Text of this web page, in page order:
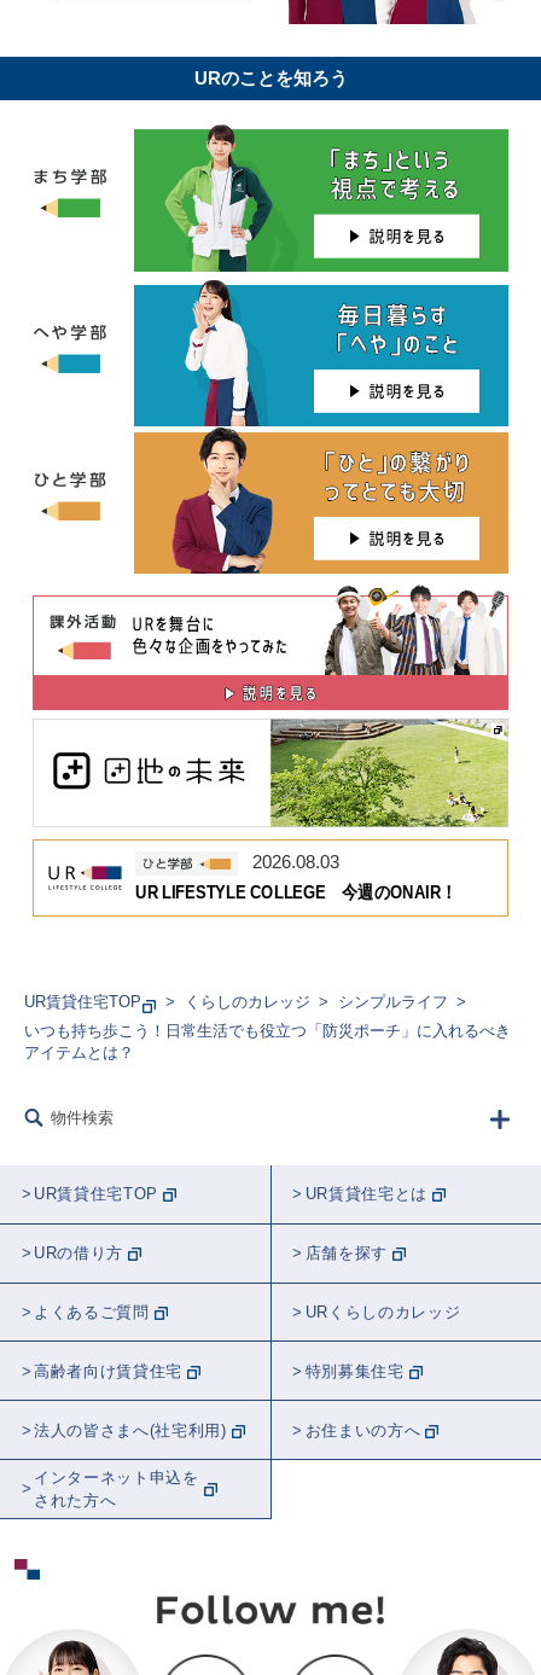
URのことを知ろう
2026.08.03
UR LIFESTYLE COLLEGE 今週のONAIR！
UR賃貸住宅TOP くらしのカレッジ
シンプルライフ
いつも持ち歩こう！日常生活でも役立つ「防災ポーチ」に入れるべき
アイテムとは？
物件検索
UR賃貸住宅TOP UR賃貸住宅とは
URの借り方 店舗を探す
よくあるご質問 URくらしのカレッジ
高齢者向け賃貸住宅 特別募集住宅
法人の皆さまへ(社宅利用) お住まいの方へ
インターネット申込を
された方へ